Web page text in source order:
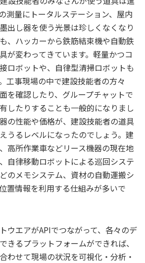
測量にトータルステーション、屋内
出し器を使う光景は珍しくなくなり
、ハッカーから鉄筋結束機や自動鉄
が変わってきています。軽量かつコ
ロボットや、自律型清掃ロボットも
工事現場の中で建設技能者の方々
を確認したり、グループチャットで
したりすることも一般的になりまし
の性能や価格が、建設技能者の道具
うるレベルになったのでしょう。建
高所作業車などリース機器の現在地
自律移動ロボットによる巡回システ
のメモシステム、資材の自動運搬シ
置情報を利用する仕組みが多いで
ウエアがAPIでつながって、各々のデ
きるプラットフォームができれば、
わせて現場の状況を可視化・分析・